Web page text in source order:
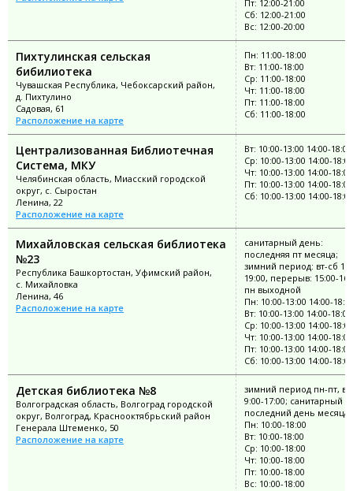
Пт: 12:00-21:00
Сб: 12:00-21:00
Вс: 12:00-20:00
Пихтулинская сельская
бибилиотека
Чувашская Республика, Чебоксарский район,
д. Пихтулино
Садовая, 61
Расположение на карте
Пн: 11:00-18:00
Вт: 11:00-18:00
Ср: 11:00-18:00
Чт: 11:00-18:00
Пт: 11:00-18:00
Сб: 11:00-18:00
Централизованная Библиотечная
Система, МКУ
Челябинская область, Миасский городской
округ, с. Сыростан
Ленина, 22
Расположение на карте
Вт: 10:00-13:00 14:00-18:00
Ср: 10:00-13:00 14:00-18:00
Чт: 10:00-13:00 14:00-18:00
Пт: 10:00-13:00 14:00-18:00
Сб: 10:00-13:00 14:00-18:00
Михайловская сельская библиотека
№23
Республика Башкортостан, Уфимский район,
с. Михайловка
Ленина, 46
Расположение на карте
санитарный день:
последняя пт месяца;
зимний период: вт-сб
19:00, перерыв: 15:00-
пн выходной
Пн: 10:00-13:00 14:00-
Вт: 10:00-13:00 14:00-18:00
Ср: 10:00-13:00 14:00-18:00
Чт: 10:00-13:00 14:00-18:00
Пт: 10:00-13:00 14:00-18:00
Сб: 10:00-13:00 14:00-18:00
Детская библиотека №8
Волгоградская область, Волгоград городской
округ, Волгоград, Краснооктябрьский район
Генерала Штеменко, 50
Расположение на карте
зимний период пн-пт, вс
9:00-17:00; санитарный
последний день месяца
Пн: 10:00-18:00
Вт: 10:00-18:00
Ср: 10:00-18:00
Чт: 10:00-18:00
Пт: 10:00-18:00
Вс: 10:00-18:00